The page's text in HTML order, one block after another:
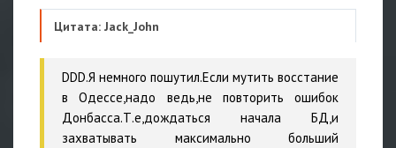
Цитата: Jack_John
DDD.Я немного пошутил.Если мутить восстание
в Одессе,надо ведь,не повторить ошибок
Донбасса.Т.е,дождаться начала БД,и
захватывать максимально больший